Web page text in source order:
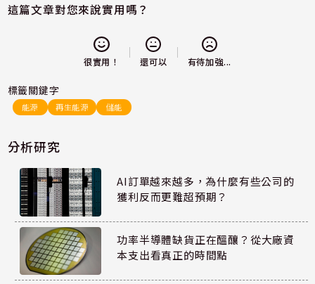
這篇文章對您來說實用嗎？
很實用！ 還可以 有待加強...
標籤關鍵字
能源 再生能源 儲能
分析研究
AI訂單越來越多，為什麼有些公司的
獲利反而更難超預期？
功率半導體缺貨正在醞釀？從大廠資
本支出看真正的時間點